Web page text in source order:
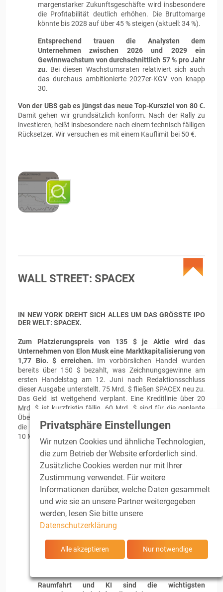
margenstarker Zukunftsgeschäfte wird insbesondere
die Profitabilität deutlich erhöhen. Die Bruttomarge
könnte bis 2028 auf über 45 % steigen (aktuell: 34 %).
Entsprechend trauen die Analysten dem
Unternehmen zwischen 2026 und 2029 ein
Gewinnwachstum von durchschnittlich 57 % pro Jahr
zu. Bei diesen Wachstumsraten relativiert sich auch
das durchaus ambitionierte 2027er-KGV von knapp
30.
Von der UBS gab es jüngst das neue Top-Kursziel von 80 €.
Damit gehen wir grundsätzlich konform. Nach der Rally zu
investieren, heißt insbesondere nach einem technisch fälligen
Rücksetzer. Wir versuchen es mit einem Kauflimit bei 50 €.
WALL STREET: SPACEX
IN NEW YORK DREHT SICH ALLES UM DAS GRÖSSTE IPO D
ER WELT: SPACEX.
Zum Platzierungspreis von 135 $ je Aktie wird das
Unternehmen von Elon Musk eine Marktkapitalisierung von
1,77 Bio. $ erreichen. Im vorbörslichen Handel wurden
bereits über 150 $ bezahlt, was Zeichnungsgewinne am
ersten Handelstag am 12. Juni nach Redaktionsschluss
dieser Ausgabe unterstellt. 75 Mrd. $ fließen SPACEX neu zu.
Das Geld ist weitgehend verplant. Eine Kreditlinie über 20
Mrd. $ ist kurzfristig fällig, 60 Mrd. $ sind für die geplante
Übernahme des KI-Spezialisten Cursor erforderlich - kommt
die Übernahme nicht zustande, greift ein Break-up-Fee von
10 Mrd. $.
SPACEX ist faktisch eine Beteiligungsholding.Man
ist hochprofitabler Satellitenbetreiber (Starlink), ein
defizitärer Monopolist für Raketenstarts, ein ebenfalls
defizitärer KI-Infrastruktur-Provider und eine Social-
Media-Plattform. Die Holding wird sich perspektivisch
womöglich auch TESLA einverleiben. Fundamental ist
das Bild wenig erbaulich: 2025 setzte man rd. 18,7
Mrd. $ um und verbuchte einen Verlust von rd. 4,9
Mrd. $, Letzteres mit steigender Tendenz: Allein im
ersten Quartal 2026 verzeichnete SPACEX bereits ein
Minus von rund 4,3 Mrd. $. Die liquiden Mittel
schrumpften von Dezember 2025 bis März 2026 von
Raumfahrt und KI sind die wichtigsten
Privatsphäre Einstellungen
Wir nutzen Cookies und ähnliche Technologien,
die zum Betrieb der Website erforderlich sind.
Zusätzliche Cookies werden nur mit Ihrer
Zustimmung verwendet. Für weitere
Informationen darüber, welche Daten gesammelt
und wie sie an unsere Partner weitergegeben
werden, lesen Sie bitte unsere
Datenschutzerklärung
Alle akzeptieren Nur notwendige